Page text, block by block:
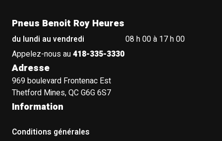
Pneus Benoit Roy Heures
du lundi au vendredi
08 h 00 à 17 h 00
Appelez-nous au418-335-3330
Adresse
969 boulevard Frontenac Est
Thetford Mines, QC G6G 6S7
Information
Conditions générales